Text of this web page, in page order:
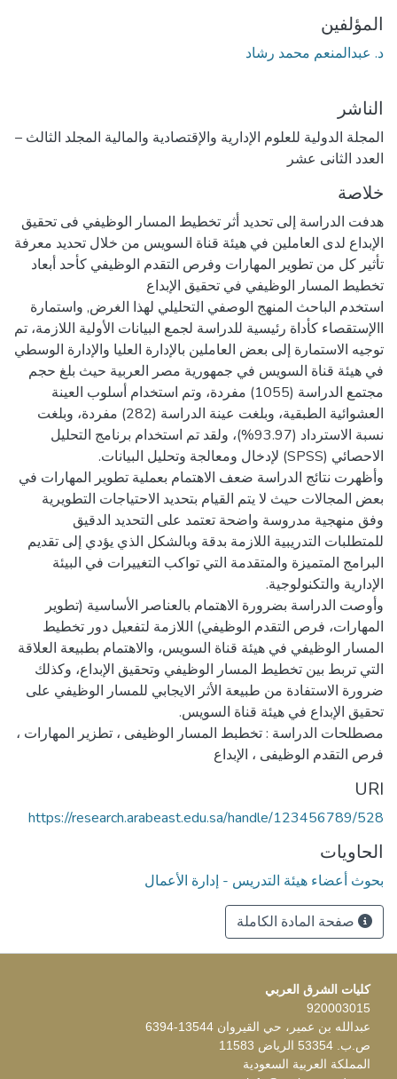
المؤلفين
د. عبدالمنعم محمد رشاد
الناشر
المجلة الدولية للعلوم الإدارية والإقتصادية والمالية المجلد الثالث –
العدد الثانى عشر
خلاصة
هدفت الدراسة إلى تحديد أثر تخطيط المسار الوظيفي فى تحقيق
الإبداع لدى العاملين في هيئة قناة السويس من خلال تحديد معرفة
تأثير كل من تطوير المهارات وفرص التقدم الوظيفي كأحد أبعاد
استخدم الباحث المنهج الوصفي التحليلي لهذا الغرض, واستمارة
االإستقصاء كأداة رئيسية للدراسة لجمع البيانات الأولية اللازمة، تم
توجيه الاستمارة إلى بعض العاملين بالإدارة العليا والإدارة الوسطي
في هيئة قناة السويس في جمهورية مصر العربية حيث بلغ حجم
مجتمع الدراسة (1055) مفردة، وتم استخدام أسلوب العينة
العشوائية الطبقية، وبلغت عينة الدراسة (282) مفردة، وبلغت
نسبة الاسترداد (93.97%)، ولقد تم استخدام برنامج التحليل
وأظهرت نتائج الدراسة ضعف الاهتمام بعملية تطوير المهارات في
بعض المجالات حيث لا يتم القيام بتحديد الاحتياجات التطويرية
وفق منهجية مدروسة واضحة تعتمد على التحديد الدقيق
للمتطلبات التدريبية اللازمة بدقة وبالشكل الذي يؤدي إلى تقديم
البرامج المتميزة والمتقدمة التي تواكب التغييرات في البيئة
وأوصت الدراسة بضرورة الاهتمام بالعناصر الأساسية (تطوير
المهارات، فرص التقدم الوظيفي) اللازمة لتفعيل دور تخطيط
المسار الوظيفي في هيئة قناة السويس، والاهتمام بطبيعة العلاقة
التي تربط بين تخطيط المسار الوظيفي وتحقيق الإبداع، وكذلك
ضرورة الاستفادة من طبيعة الأثر الايجابي للمسار الوظيفي على
مصطلحات الدراسة : تخطبط المسار الوظيفى ، تطزير المهارات ،
فرص التقدم الوظيفى ، الإبداع
URI
https://research.arabeast.edu.sa/handle/123456789/528
الحاويات
بحوث أعضاء هيئة التدريس - إدارة الأعمال
صفحة المادة الكاملة
كليات الشرق العربي
920003015
عبدالله بن عمير، حي القيروان 13544-6394
ص.ب. 53354 الرياض 11583
المملكة العربية السعودية